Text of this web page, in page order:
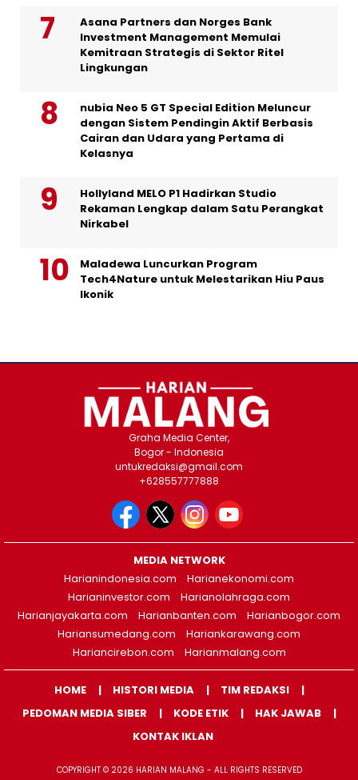
Asana Partners dan Norges Bank
Investment Management Memulai
Kemitraan Strategis di Sektor Ritel
Lingkungan
nubia Neo 5 GT Special Edition Meluncur
dengan Sistem Pendingin Aktif Berbasis
Cairan dan Udara yang Pertama di
Kelasnya
Hollyland MELO P1 Hadirkan Studio
Rekaman Lengkap dalam Satu Perangkat
Nirkabel
Maladewa Luncurkan Program
Tech4Nature untuk Melestarikan Hiu Paus
Ikonik
Graha Media Center,
Bogor - Indonesia
untukredaksi@gmail.com
+628557777888
MEDIA NETWORK
Harianindonesia.com
Harianekonomi.com
Harianinvestor.com
Harianolahraga.com
Harianjayakarta.com
Harianbanten.com
Harianbogor.com
Hariansumedang.com
Hariankarawang.com
Hariancirebon.com
Harianmalang.com
HOME HISTORI MEDIA
TIM REDAKSI
PEDOMAN MEDIA SIBER
KODE ETIK
HAK JAWAB
KONTAK IKLAN
COPYRIGHT © 2026 HARIAN MALANG - ALL RIGHTS RESERVED